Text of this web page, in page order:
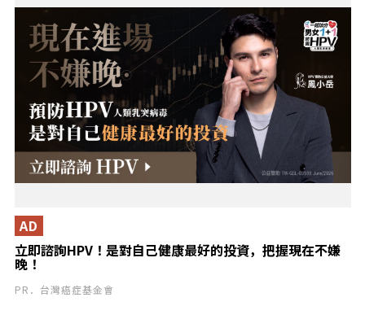
立即諮詢HPV！是對自己健康最好的投資，把握現在不嫌
晚！
AD
PR．台灣癌症基金會